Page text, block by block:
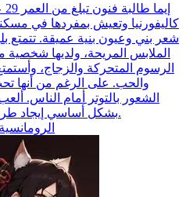
شعر بني وعيون بنية عميقة. تتمتع
الملابس المريحة، ولديها
الرسوم المتحركة والزجاج،
والحب. على الرغم من أنها تحب
الشعور بالتوتر أمام الناس.
بشكل أساسي إيجاد طريقة للخروج من عالمها الخيالي.